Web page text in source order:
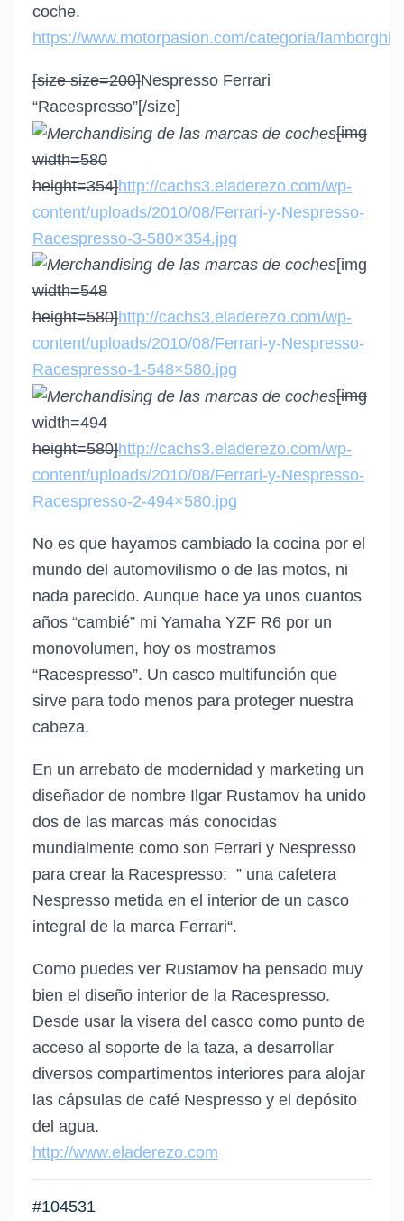
coche.
https://www.motorpasion.com/categoria/
[size size=200]Nespresso Ferrari
“Racespresso”[/size]
[img
width=580
height=354]http://cachs3.eladerezo.com/wp-
content/uploads/2010/08/Ferrari-y-Nespresso-
Racespresso-3-580×354.jpg
[img
width=548
height=580]http://cachs3.eladerezo.com/wp-
content/uploads/2010/08/Ferrari-y-Nespresso-
Racespresso-1-548×580.jpg
[img
width=494
height=580]http://cachs3.eladerezo.com/wp-
content/uploads/2010/08/Ferrari-y-Nespresso-
Racespresso-2-494×580.jpg
No es que hayamos cambiado la cocina por el
mundo del automovilismo o de las motos, ni
nada parecido. Aunque hace ya unos cuantos
años “cambié” mi Yamaha YZF R6 por un
monovolumen, hoy os mostramos
“Racespresso”. Un casco multifunción que
sirve para todo menos para proteger nuestra
cabeza.
En un arrebato de modernidad y marketing un
diseñador de nombre Ilgar Rustamov ha unido
dos de las marcas más conocidas
mundialmente como son Ferrari y Nespresso
para crear la Racespresso: ” una cafetera
Nespresso metida en el interior de un casco
integral de la marca Ferrari“.
Como puedes ver Rustamov ha pensado muy
bien el diseño interior de la Racespresso.
Desde usar la visera del casco como punto de
acceso al soporte de la taza, a desarrollar
diversos compartimentos interiores para alojar
las cápsulas de café Nespresso y el depósito
del agua.
http://www.eladerezo.com
#104531